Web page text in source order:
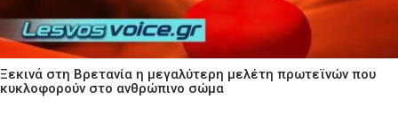
Ξεκινά στη Βρετανία η μεγαλύτερη μελέτη πρωτεϊνών που
κυκλοφορούν στο ανθρώπινο σώμα